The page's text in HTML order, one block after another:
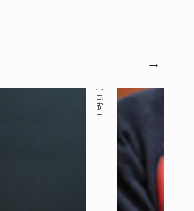
Life